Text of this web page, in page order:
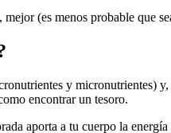
(es menos probable que
y micronutrientes)
encontrar un tesoro.
aporta a tu cuerpo la